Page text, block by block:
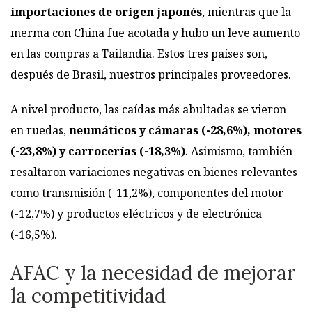
importaciones de origen japonés, mientras que la
merma con China fue acotada y hubo un leve aumento
en las compras a Tailandia. Estos tres países son,
después de Brasil, nuestros principales proveedores.
A nivel producto, las caídas más abultadas se vieron
en ruedas,neumáticos y cámaras (-28,6%), motores
(-23,8%) y carrocerías (-18,3%). Asimismo, también
resaltaron variaciones negativas en bienes relevantes
como transmisión (-11,2%), componentes del motor
(-12,7%) y productos eléctricos y de electrónica
(-16,5%).
AFAC y la necesidad de mejorar
la competitividad